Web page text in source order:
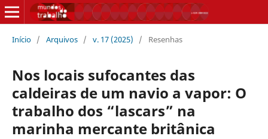
Início / Arquivos / v. 17 (2025) / Resenhas
Nos locais sufocantes das
caldeiras de um navio a vapor: O
trabalho dos “lascars” na
marinha mercante britânica